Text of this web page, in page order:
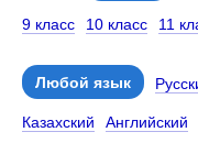
9 класс 10 класс 11
Любой язык
Казахский Английский